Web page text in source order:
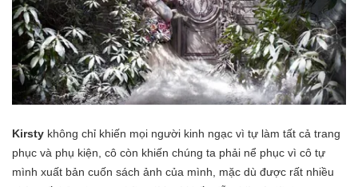
Kirsty không chỉ khiến mọi người kinh ngạc vì tự làm tất cả trang
phục và phụ kiện, cô còn khiến chúng ta phải nể phục vì cô tự
mình xuất bản cuốn sách ảnh của mình, mặc dù được rất nhiều